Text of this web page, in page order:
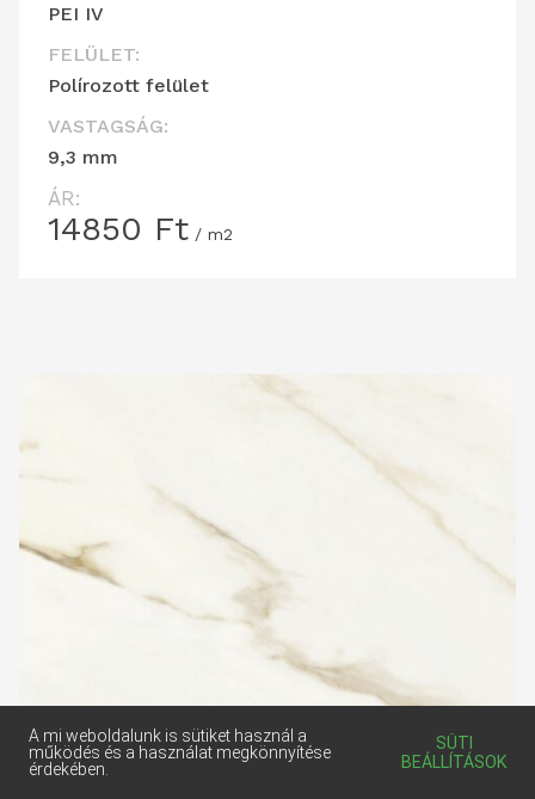
PEI IV
FELÜLET:
Polírozott felület
VASTAGSÁG:
9,3 mm
ÁR:
14850 Ft / m2
A mi weboldalunk is sütiket használ a
működés és a használat megkönnyítése
érdekében.
SÜTI
BEÁLLÍTÁSOK